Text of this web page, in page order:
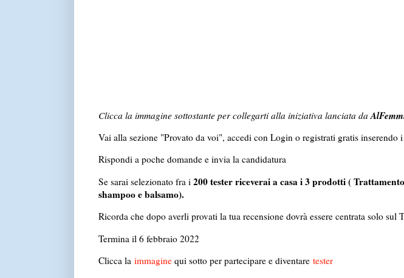
Clicca la immagine sottostante per collegarti alla iniziativa lanciata da
Vai alla sezione "Provato da voi", accedi con Login o registrati gratis inserendo
Rispondi a poche domande e invia la candidatura
Se sarai selezionato fra i 200 tester riceverai a casa i 3 prodotti (
shampoo e balsamo).
Ricorda che dopo averli provati la tua recensione dovrà essere centrata solo sul
Termina il 6 febbraio 2022
Clicca la immaginequi sotto per partecipare e diventare tester